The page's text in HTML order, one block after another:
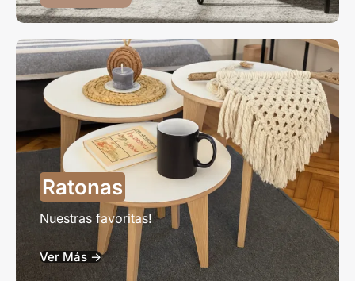
Ratonas
Nuestras favoritas!
Ver Más ->